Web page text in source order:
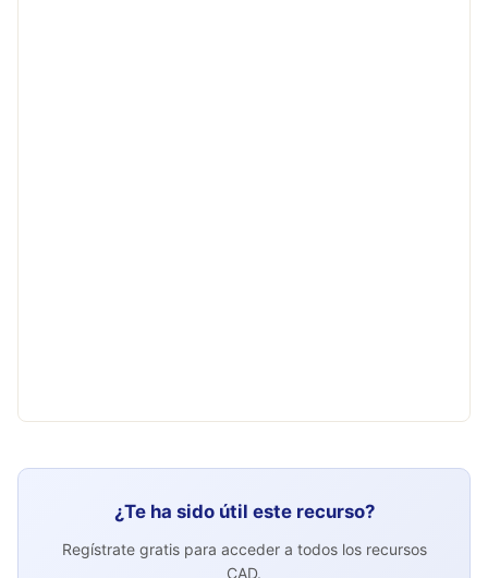
¿Te ha sido útil este recurso?
Regístrate gratis para acceder a todos los recursos
CAD.